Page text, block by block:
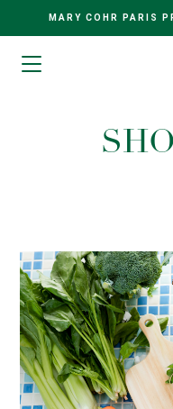
MARY COHR PARIS